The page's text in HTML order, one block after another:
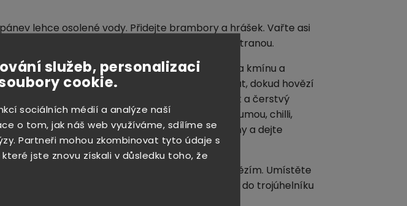
služeb, personalizaci
cookie.
sociálních médií a analýze naší
o tom, jak náš web využíváme, sdílíme se
Partneři mohou zkombinovat tyto údaje s
jste znovu získali v důsledku toho, že
lehce osolené vody. Přidejte brambory a hrášek. Vařte asi
nejsou měkké. Slijte, rozmačkejte se a odložte stranou.
olej na středně vysokou teplotu. Přidejte semena kmínu a
a mleté hovězí maso. Připravujte asi 5 minut, dokud hovězí
hnědé a cibule nebude měkká. Přidejte česnek a čerstvý
černým pepřem, solí, kmínem, koriandrem, kurkumou, chilli,
bramborovou směs. Stáhněte z plotny a dejte
cca 1 hodiny.
a chilli papričky do bramborové směsi s hovězím. Umístěte
na každý kousek listu z filo těsta. Listy skládejte do trojúhelníku